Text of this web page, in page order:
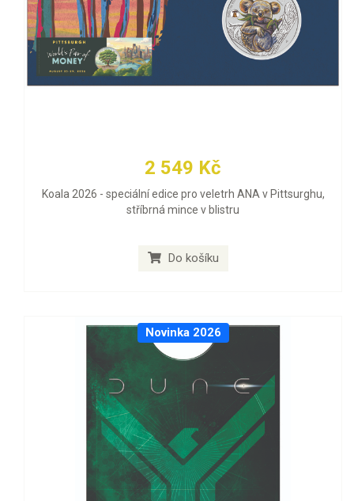
2 549 Kč
Koala 2026 - speciální edice pro veletrh ANA v Pittsurghu,
stříbrná mince v blistru
Do košíku
Novinka 2026